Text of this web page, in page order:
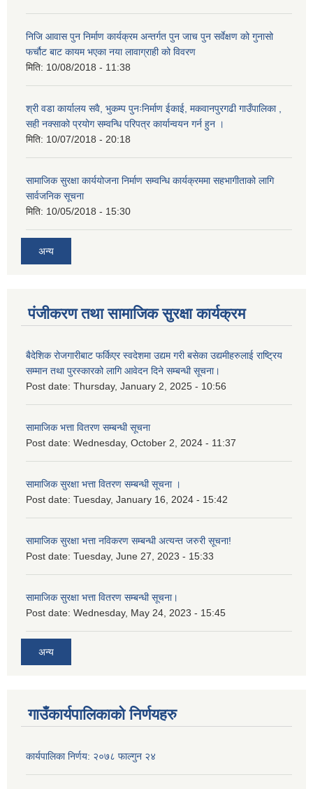
निजि आवास पुन निर्माण कार्यक्रम अन्तर्गत पुन जाच पुन सर्वेक्षण को गुनासो
फर्चौट बाट कायम भएका नया लावाग्राही को विवरण
मिति: 10/08/2018 - 11:38
श्री वडा कार्यालय सवै, भुकम्प पुनःनिर्माण ईकाई, मकवानपुरगढी गाउँपालिका ,
सही नक्साको प्रयोग सम्वन्धि परिपत्र कार्यान्वयन गर्न हुन ।
मिति: 10/07/2018 - 20:18
सामाजिक सुरक्षा कार्ययोजना निर्माण सम्वन्धि कार्यक्रममा सहभागीताको लागि
सार्वजनिक सूचना
मिति: 10/05/2018 - 15:30
अन्य
पंजीकरण तथा सामाजिक सुरक्षा कार्यक्रम
बैदेशिक रोजगारीबाट फर्किएर स्वदेशमा उद्यम गरी बसेका उद्यमीहरुलाई राष्‍ट्रिय
सम्मान तथा पुरस्कारको लागि आवेदन दिने सम्बन्धी सूचना।
Post date: Thursday, January 2, 2025 - 10:56
सामाजिक भत्ता वितरण सम्बन्धी सूचना
Post date: Wednesday, October 2, 2024 - 11:37
सामाजिक सुरक्षा भत्ता वितरण सम्बन्धी सूचना ।
Post date: Tuesday, January 16, 2024 - 15:42
सामाजिक सुरक्षा भत्ता नविकरण सम्बन्धी अत्यन्त जरुरी सूचना!
Post date: Tuesday, June 27, 2023 - 15:33
सामाजिक सुरक्षा भत्ता वितरण सम्बन्धी सूचना।
Post date: Wednesday, May 24, 2023 - 15:45
अन्य
गाउँकार्यपालिकाको निर्णयहरु
कार्यपालिका निर्णय: २०७८ फाल्गुन २४